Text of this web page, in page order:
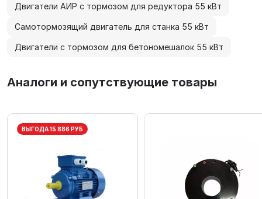
Двигатели АИР с тормозом для редуктора 55 кВт
Самотормозящий двигатель для станка 55 кВт
Двигатели с тормозом для бетономешалок 55 кВт
Аналоги и сопутствующие товары
ВЫГОДА 15 886 РУБ